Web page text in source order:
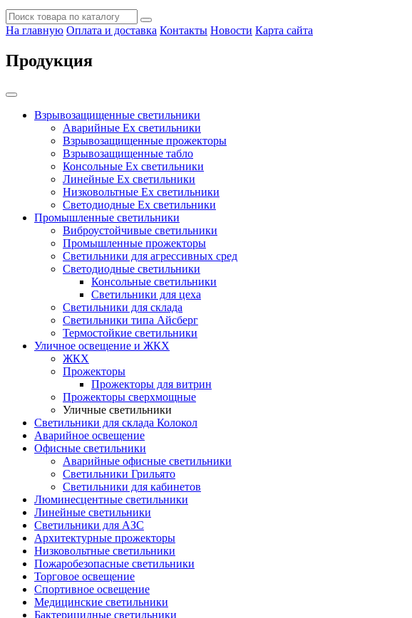
На главную Оплата и доставка Контакты Новости Карта сайта
Продукция
Взрывозащищенные светильники
Аварийные Ex светильники
Взрывозащищенные прожекторы
Взрывозащищенные табло
Консольные Ех светильники
Линейные Ex светильники
Низковольтные Ex светильники
Светодиодные Ex светильники
Промышленные светильники
Виброустойчивые светильники
Промышленные прожекторы
Светильники для агрессивных сред
Светодиодные светильники
Консольные светильники
Светильники для цеха
Светильники для склада
Светильники типа Айсберг
Термостойкие светильники
Уличное освещение и ЖКХ
ЖКХ
Прожекторы
Прожекторы для витрин
Прожекторы сверхмощные
Уличные светильники
Светильники для склада Колокол
Аварийное освещение
Офисные светильники
Аварийные офисные светильники
Светильники Грильято
Светильники для кабинетов
Люминесцентные светильники
Линейные светильники
Светильники для АЗС
Архитектурные прожекторы
Низковольтные светильники
Пожаробезопасные светильники
Торговое освещение
Спортивное освещение
Медицинские светильники
Бактерицидные светильники